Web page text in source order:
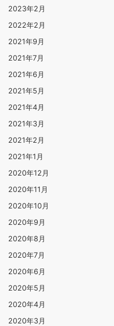
2023年2月
2022年2月
2021年9月
2021年7月
2021年6月
2021年5月
2021年4月
2021年3月
2021年2月
2021年1月
2020年12月
2020年11月
2020年10月
2020年9月
2020年8月
2020年7月
2020年6月
2020年5月
2020年4月
2020年3月